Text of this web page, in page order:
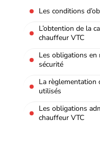
Les conditions
L’obtention de la
chauffeur VTC
Les obligations en
sécurité
La règlementation
utilisés
Les obligations
chauffeur VTC